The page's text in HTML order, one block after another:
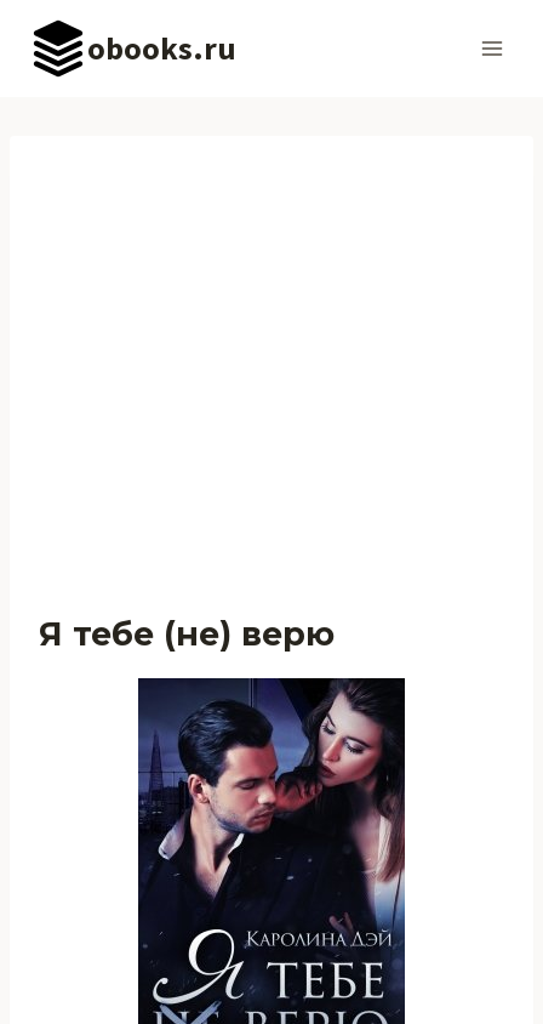
Перейти
содержимому
obooks.ru
Я тебе (не) верю